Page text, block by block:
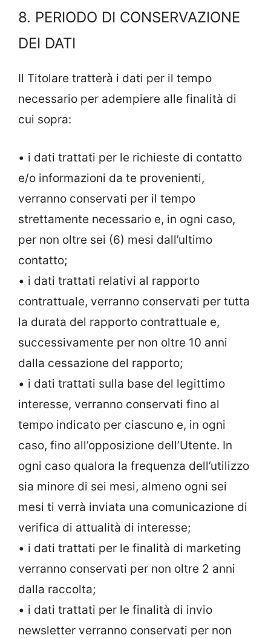
8. PERIODO DI CONSERVAZIONE
DEI DATI
Il Titolare tratterà i dati per il tempo
necessario per adempiere alle finalità di
cui sopra:
• i dati trattati per le richieste di contatto
e/o informazioni da te provenienti,
verranno conservati per il tempo
strettamente necessario e, in ogni caso,
per non oltre sei (6) mesi dall’ultimo
contatto;
• i dati trattati relativi al rapporto
contrattuale, verranno conservati per tutta
la durata del rapporto contrattuale e,
successivamente per non oltre 10 anni
dalla cessazione del rapporto;
• i dati trattati sulla base del legittimo
interesse, verranno conservati fino al
tempo indicato per ciascuno e, in ogni
caso, fino all’opposizione dell’Utente. In
ogni caso qualora la frequenza dell’utilizzo
sia minore di sei mesi, almeno ogni sei
mesi ti verrà inviata una comunicazione di
verifica di attualità di interesse;
• i dati trattati per le finalità di marketing
verranno conservati per non oltre 2 anni
dalla raccolta;
• i dati trattati per le finalità di invio
newsletter verranno conservati per non